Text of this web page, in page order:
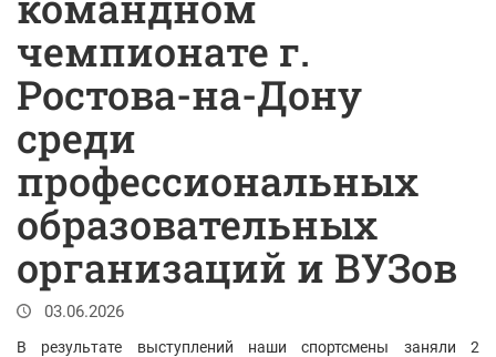
чемпионате г.
Ростова-на-Дону
среди
профессиональных
образовательных
организаций и ВУЗов
03.06.2026
В результате выступлений наши спортсмены заняли 2